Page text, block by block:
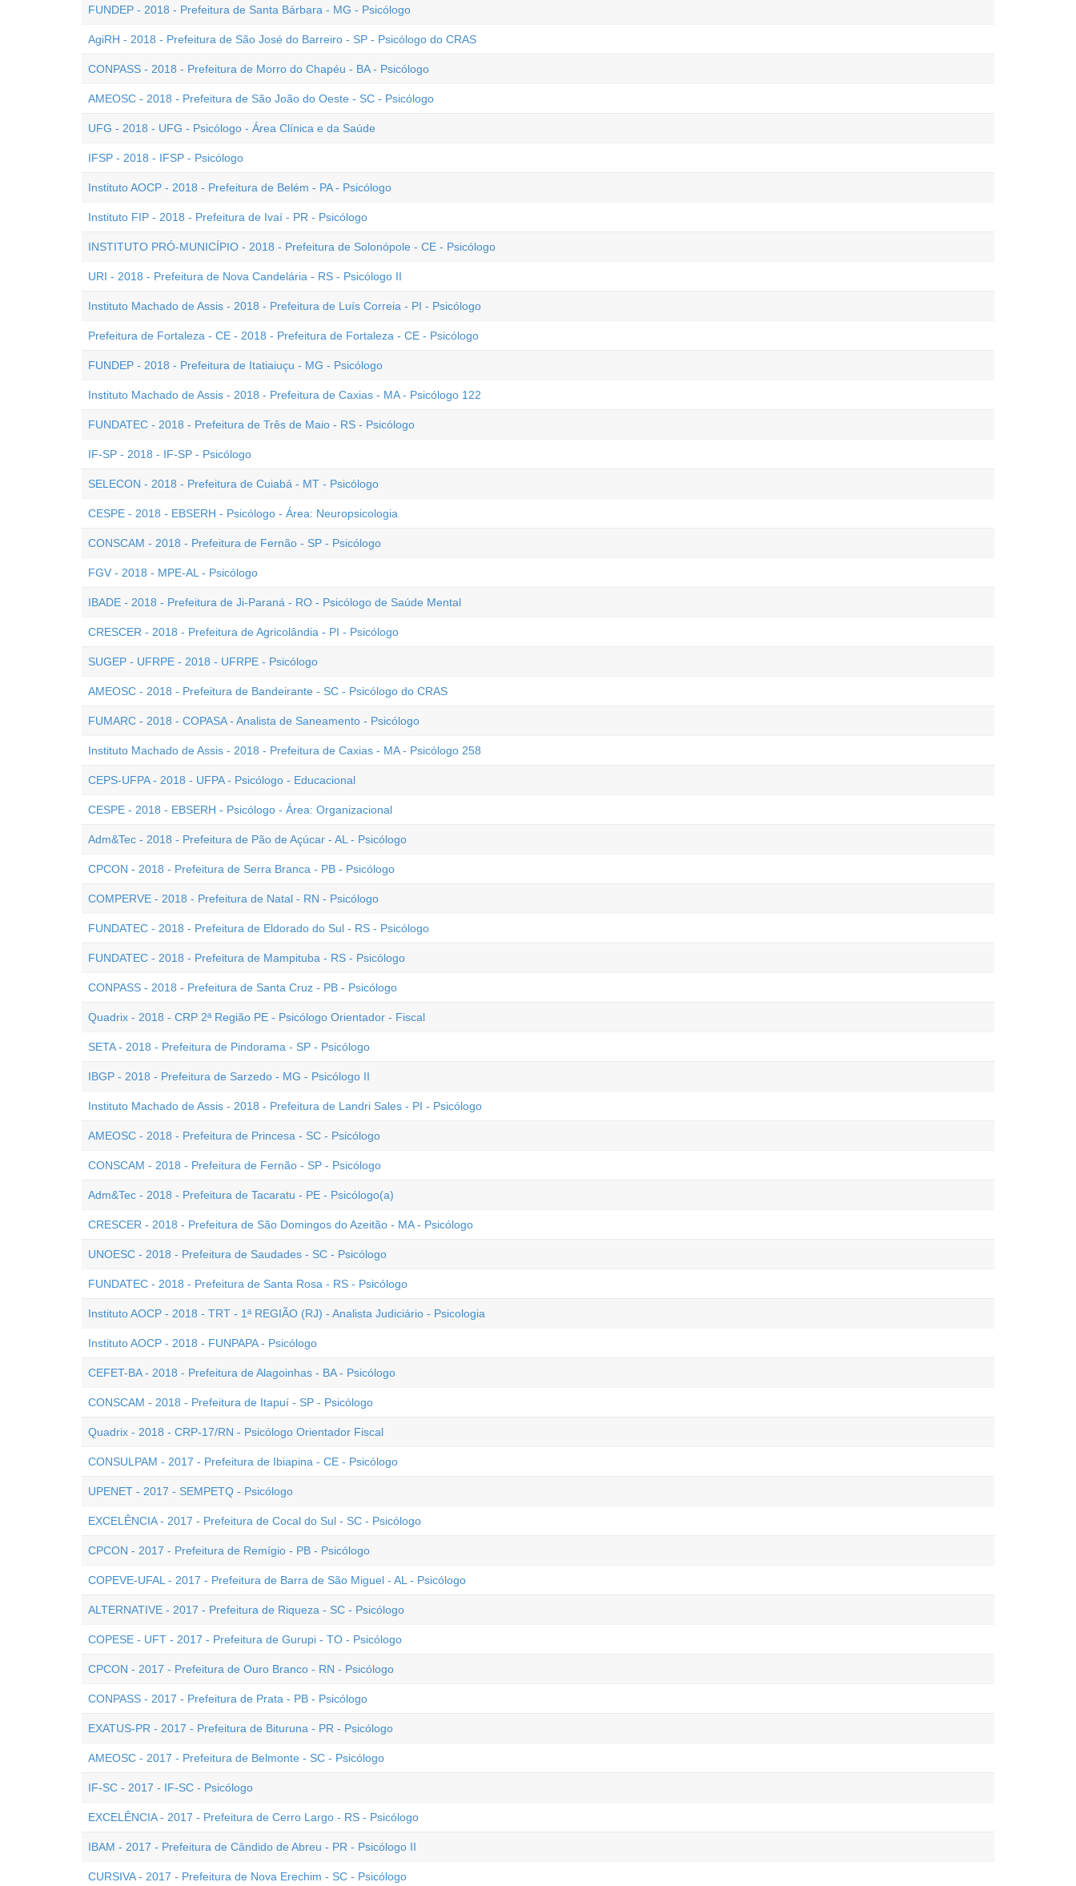
FUNDEP - 2018 - Prefeitura de Santa Bárbara - MG - Psicólogo
AgiRH - 2018 - Prefeitura de São José do Barreiro - SP - Psicólogo do CRAS
CONPASS - 2018 - Prefeitura de Morro do Chapéu - BA - Psicólogo
AMEOSC - 2018 - Prefeitura de São João do Oeste - SC - Psicólogo
UFG - 2018 - UFG - Psicólogo - Área Clínica e da Saúde
IFSP - 2018 - IFSP - Psicólogo
Instituto AOCP - 2018 - Prefeitura de Belém - PA - Psicólogo
Instituto FIP - 2018 - Prefeitura de Ivaí - PR - Psicólogo
INSTITUTO PRÓ-MUNICÍPIO - 2018 - Prefeitura de Solonópole - CE - Psicólogo
URI - 2018 - Prefeitura de Nova Candelária - RS - Psicólogo II
Instituto Machado de Assis - 2018 - Prefeitura de Luís Correia - PI - Psicólogo
Prefeitura de Fortaleza - CE - 2018 - Prefeitura de Fortaleza - CE - Psicólogo
FUNDEP - 2018 - Prefeitura de Itatiaiuçu - MG - Psicólogo
Instituto Machado de Assis - 2018 - Prefeitura de Caxias - MA - Psicólogo 122
FUNDATEC - 2018 - Prefeitura de Três de Maio - RS - Psicólogo
IF-SP - 2018 - IF-SP - Psicólogo
SELECON - 2018 - Prefeitura de Cuiabá - MT - Psicólogo
CESPE - 2018 - EBSERH - Psicólogo - Área: Neuropsicologia
CONSCAM - 2018 - Prefeitura de Fernão - SP - Psicólogo
FGV - 2018 - MPE-AL - Psicólogo
IBADE - 2018 - Prefeitura de Ji-Paraná - RO - Psicólogo de Saúde Mental
CRESCER - 2018 - Prefeitura de Agricolândia - PI - Psicólogo
SUGEP - UFRPE - 2018 - UFRPE - Psicólogo
AMEOSC - 2018 - Prefeitura de Bandeirante - SC - Psicólogo do CRAS
FUMARC - 2018 - COPASA - Analista de Saneamento - Psicólogo
Instituto Machado de Assis - 2018 - Prefeitura de Caxias - MA - Psicólogo 258
CEPS-UFPA - 2018 - UFPA - Psicólogo - Educacional
CESPE - 2018 - EBSERH - Psicólogo - Área: Organizacional
Adm&Tec - 2018 - Prefeitura de Pão de Açúcar - AL - Psicólogo
CPCON - 2018 - Prefeitura de Serra Branca - PB - Psicólogo
COMPERVE - 2018 - Prefeitura de Natal - RN - Psicólogo
FUNDATEC - 2018 - Prefeitura de Eldorado do Sul - RS - Psicólogo
FUNDATEC - 2018 - Prefeitura de Mampituba - RS - Psicólogo
CONPASS - 2018 - Prefeitura de Santa Cruz - PB - Psicólogo
Quadrix - 2018 - CRP 2ª Região PE - Psicólogo Orientador - Fiscal
SETA - 2018 - Prefeitura de Pindorama - SP - Psicólogo
IBGP - 2018 - Prefeitura de Sarzedo - MG - Psicólogo II
Instituto Machado de Assis - 2018 - Prefeitura de Landri Sales - PI - Psicólogo
AMEOSC - 2018 - Prefeitura de Princesa - SC - Psicólogo
CONSCAM - 2018 - Prefeitura de Fernão - SP - Psicólogo
Adm&Tec - 2018 - Prefeitura de Tacaratu - PE - Psicólogo(a)
CRESCER - 2018 - Prefeitura de São Domingos do Azeitão - MA - Psicólogo
UNOESC - 2018 - Prefeitura de Saudades - SC - Psicólogo
FUNDATEC - 2018 - Prefeitura de Santa Rosa - RS - Psicólogo
Instituto AOCP - 2018 - TRT - 1ª REGIÃO (RJ) - Analista Judiciário - Psicologia
Instituto AOCP - 2018 - FUNPAPA - Psicólogo
CEFET-BA - 2018 - Prefeitura de Alagoinhas - BA - Psicólogo
CONSCAM - 2018 - Prefeitura de Itapuí - SP - Psicólogo
Quadrix - 2018 - CRP-17/RN - Psicólogo Orientador Fiscal
CONSULPAM - 2017 - Prefeitura de Ibiapina - CE - Psicólogo
UPENET - 2017 - SEMPETQ - Psicólogo
EXCELÊNCIA - 2017 - Prefeitura de Cocal do Sul - SC - Psicólogo
CPCON - 2017 - Prefeitura de Remígio - PB - Psicólogo
COPEVE-UFAL - 2017 - Prefeitura de Barra de São Miguel - AL - Psicólogo
ALTERNATIVE - 2017 - Prefeitura de Riqueza - SC - Psicólogo
COPESE - UFT - 2017 - Prefeitura de Gurupi - TO - Psicólogo
CPCON - 2017 - Prefeitura de Ouro Branco - RN - Psicólogo
CONPASS - 2017 - Prefeitura de Prata - PB - Psicólogo
EXATUS-PR - 2017 - Prefeitura de Bituruna - PR - Psicólogo
AMEOSC - 2017 - Prefeitura de Belmonte - SC - Psicólogo
IF-SC - 2017 - IF-SC - Psicólogo
EXCELÊNCIA - 2017 - Prefeitura de Cerro Largo - RS - Psicólogo
IBAM - 2017 - Prefeitura de Cândido de Abreu - PR - Psicólogo II
CURSIVA - 2017 - Prefeitura de Nova Erechim - SC - Psicólogo